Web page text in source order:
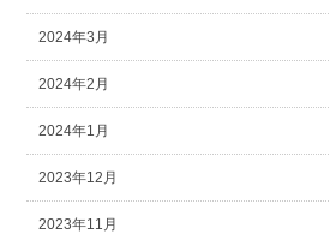
2024年3月
2024年2月
2024年1月
2023年12月
2023年11月